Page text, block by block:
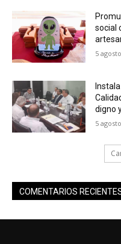
social
5
digno
5
COMENTARIOS